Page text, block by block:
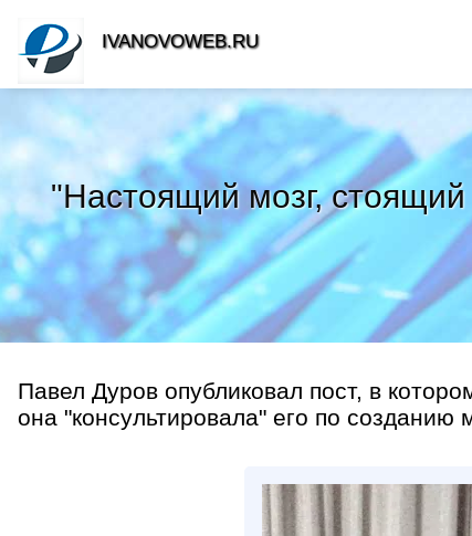
"Настоящий мозг,
Павел Дуров опубликовал пост, в
она "консультировала" его по созданию
IVANOVOWEB.RU